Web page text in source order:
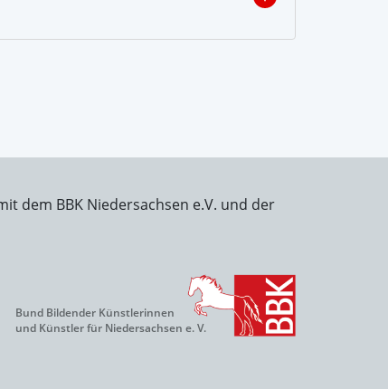
dem BBK Niedersachsen e.V. und der
Bund Bildender Künstlerinnen
und Künstler für Niedersachsen e. V.